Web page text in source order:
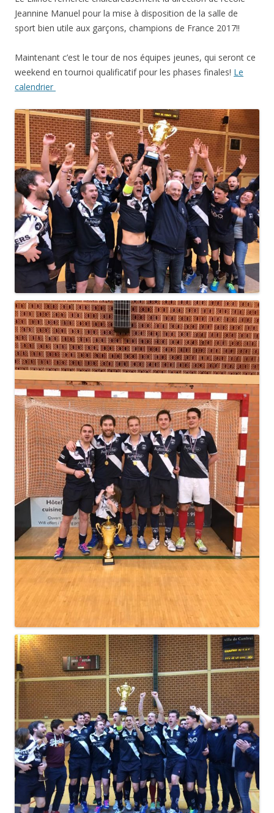
Jeannine Manuel pour la mise à disposition de la salle de
sport bien utile aux garçons, champions de France 2017!!
Maintenant c’est le tour de nos équipes jeunes, qui seront ce
weekend en tournoi qualificatif pour les phases finales! Le
calendrier